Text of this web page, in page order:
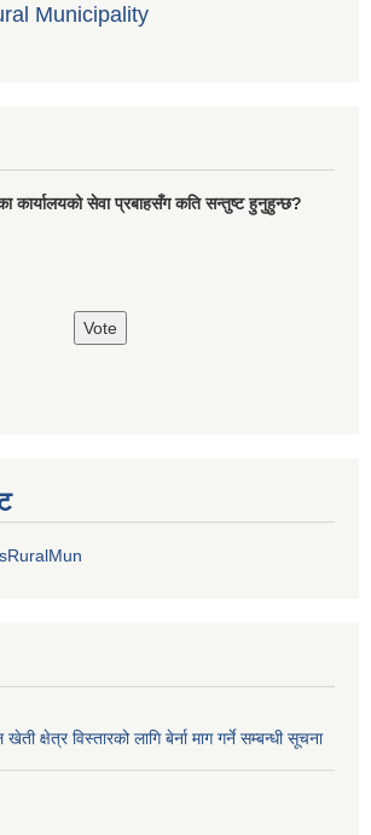
Municipality
कार्यालयको सेवा प्रबाहसँग कति सन्तुष्ट हुनुहुन्छ?
क्षेत्र विस्तारको लागि बेर्ना माग गर्ने सम्बन्धी सूचना